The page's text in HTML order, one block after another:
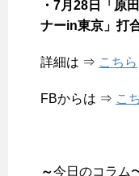
・7月28日「原
ナーin東京」打
詳細は ⇒ こちら
FBからは ⇒ こ
～今日のコラム